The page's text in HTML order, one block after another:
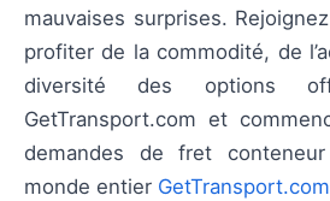
mauvaises surprises.
profiter de la commodité, de
diversité des options
GetTransport.com et
demandes de fret
monde entier